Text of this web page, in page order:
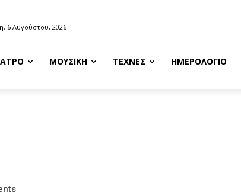
6 Αυγούστου, 2026
ΜΟΥΣΙΚΉ ΤΈΧΝΕΣ ΗΜΕΡΟΛΌΓΙΟ